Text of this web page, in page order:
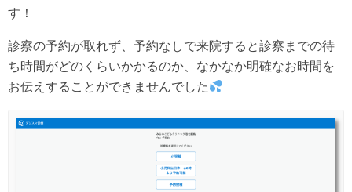
す！
診察の予約が取れず、予約なしで来院すると診察までの待
ち時間がどのくらいかかるのか、なかなか明確なお時間を
お伝えすることができませんでした